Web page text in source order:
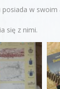
posiada w
się z nimi.